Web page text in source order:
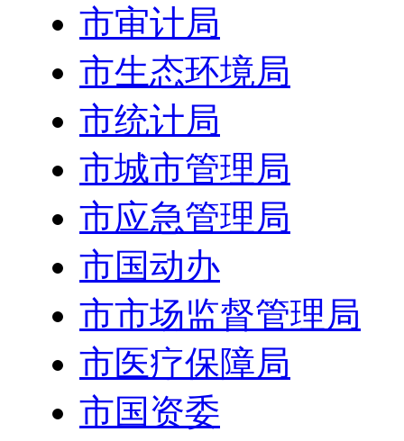
市审计局
市生态环境局
市统计局
市城市管理局
市应急管理局
市国动办
市市场监督管理局
市医疗保障局
市国资委